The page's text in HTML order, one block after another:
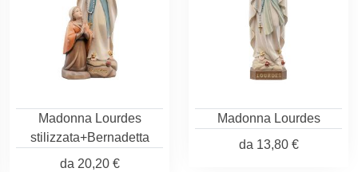
Madonna Lourdes
stilizzata+Bernadetta
da 20,20 €
Madonna Lourdes
da 13,80 €